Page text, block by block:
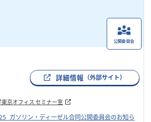
公開委員会
詳細情報 （外部サイト）
京オフィス セミナー室
ガソリン・ディーゼル合同公開委員会のお知ら